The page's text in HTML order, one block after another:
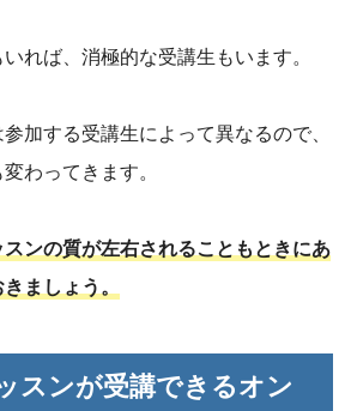
れば、消極的な受講生もいます。
加する受講生によって異なるので、
わってきます。
ンの質が左右されることもときにあ
ましょう。
スンが受講できるオン